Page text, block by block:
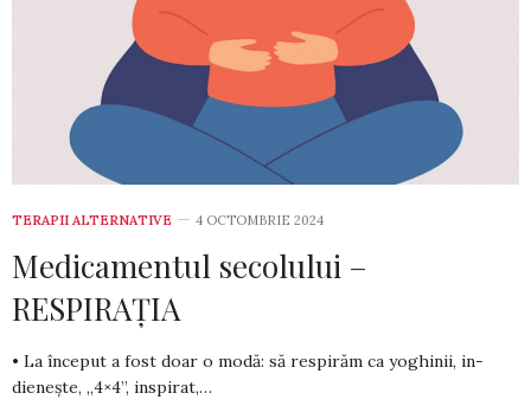
TERAPII ALTERNATIVE 4 OCTOMBRIE 2024
Medicamentul secolului –
RESPIRAȚIA
• La început a fost doar o modă: să respirăm ca yo­ghinii, in­
dienește, „4×4”, inspirat,…